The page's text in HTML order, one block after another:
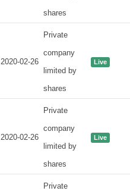
shares
2020-02-26
Private
company
limited by
shares
Live
2020-02-26
Private
company
limited by
shares
Live
Private